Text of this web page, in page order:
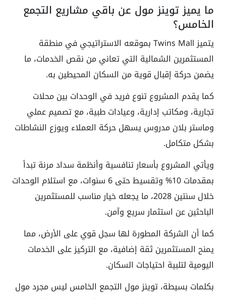
ما يميز توينز مول عن باقي مشاريع التجمع
الخامس؟
يتميز Twins Mall بموقعه الاستراتيجي في منطقة
المستثمرين الشمالية التي تعاني من نقص الخدمات، ما
يضمن حركة إقبال قوية من السكان المحيطين به.
كما يقدم المشروع تنوع فريد في الوحدات بين محلات
تجارية، ومكاتب إدارية، وعيادات طبية، مع تصميم عملي
وماستر بلان مدروس يسهل حركة العملاء ويوزع النشاطات
بشكل متكامل.
ويأتي المشروع بأسعار تنافسية وأنظمة سداد مرنة تبدأ
بمقدمات 10% وتقسيط حتى 6 سنوات، مع استلام الوحدات
خلال سنتين 2028، ما يجعله خيار مناسب للمستثمرين
الباحثين عن استثمار سريع وآمن.
كما أن الشركة المطورة لها سجل قوي على الأرض، مما
يمنح المستثمرين ثقة إضافية، مع التركيز على الخدمات
اليومية لتلبية احتياجات السكان.
بكلمات بسيطة، توينز مول التجمع الخامس ليس مجرد مول